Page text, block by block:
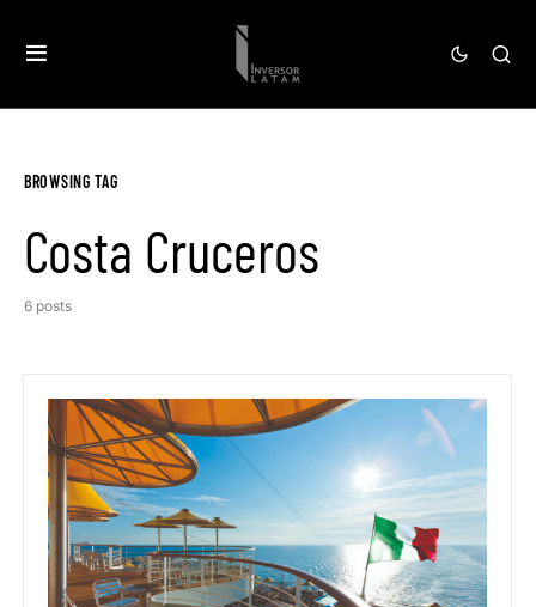
BROWSING TAG
Costa Cruceros
6 posts